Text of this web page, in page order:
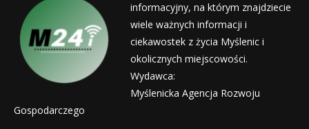
informacyjny, na którym znajdziecie
wiele ważnych informacji i
ciekawostek z życia Myślenic i
okolicznych miejscowości.
Wydawca:
Myślenicka Agencja Rozwoju
Gospodarczego